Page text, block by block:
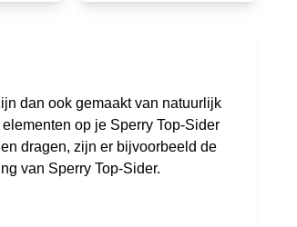
dan ook gemaakt van natuurlijk
op je Sperry Top-Sider
dragen, zijn er bijvoorbeeld de
van Sperry Top-Sider.